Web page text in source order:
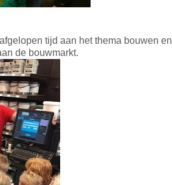
tijd aan het thema bouwen en
de bouwmarkt.